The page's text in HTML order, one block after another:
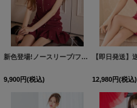
新色登場!ノースリーブ/フロントジップ/スクエアネック/ワッフル/ビジュー/タイト/プリーツ/ミニドレス/キャバドレス【XS-Lサイズ/2カラー】[OF03] 【IM】
9,900円(税込) 12,980円(税込)